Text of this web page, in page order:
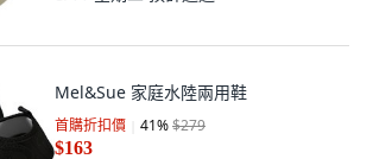
Mel&Sue 家庭水陸兩用鞋
首購折扣價 41%$279
$163